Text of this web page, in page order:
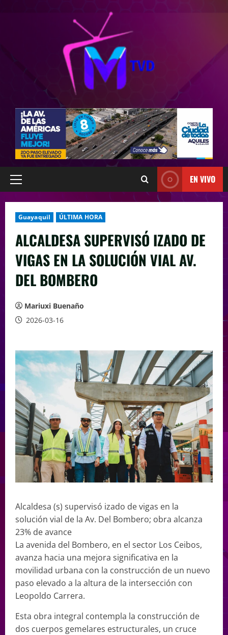
EN VIVO
Guayaquil ÚLTIMA HORA
ALCALDESA SUPERVISÓ IZADO DE
VIGAS EN LA SOLUCIÓN VIAL AV.
DEL BOMBERO
Mariuxi Buenaño
2026-03-16
Alcaldesa (s) supervisó izado de vigas en la
solución vial de la Av. Del Bombero; obra alcanza
23% de avance
La avenida del Bombero, en el sector Los Ceibos,
avanza hacia una mejora significativa en la
movilidad urbana con la construcción de un nuevo
paso elevado a la altura de la intersección con
Leopoldo Carrera.
Esta obra integral contempla la construcción de
dos cuerpos gemelares estructurales, un cruce